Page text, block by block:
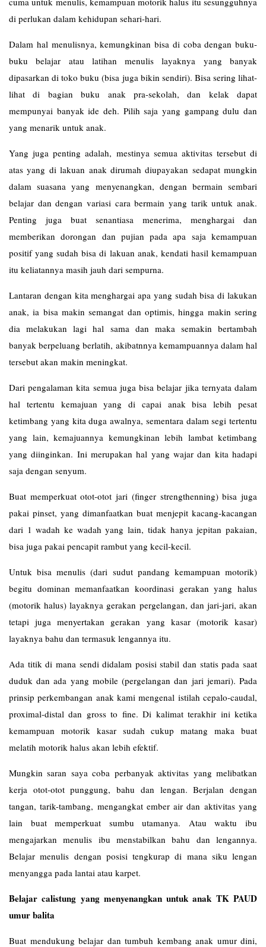
di perlukan dalam kehidupan sehari-hari.
Dalam hal menulisnya, kemungkinan bisa di coba dengan buku-
buku belajar atau latihan menulis layaknya yang banyak
dipasarkan di toko buku (bisa juga bikin sendiri). Bisa sering lihat-
lihat di bagian buku anak pra-sekolah, dan kelak dapat
mempunyai banyak ide deh. Pilih saja yang gampang dulu dan
yang menarik untuk anak.
Yang juga penting adalah, mestinya semua aktivitas tersebut di
atas yang di lakuan anak dirumah diupayakan sedapat mungkin
dalam suasana yang menyenangkan, dengan bermain sembari
belajar dan dengan variasi cara bermain yang tarik untuk anak.
Penting juga buat senantiasa menerima, menghargai dan
memberikan dorongan dan pujian pada apa saja kemampuan
positif yang sudah bisa di lakuan anak, kendati hasil kemampuan
itu keliatannya masih jauh dari sempurna.
Lantaran dengan kita menghargai apa yang sudah bisa di lakukan
anak, ia bisa makin semangat dan optimis, hingga makin sering
dia melakukan lagi hal sama dan maka semakin bertambah
banyak berpeluang berlatih, akibatnnya kemampuannya dalam hal
tersebut akan makin meningkat.
Dari pengalaman kita semua juga bisa belajar jika ternyata dalam
hal tertentu kemajuan yang di capai anak bisa lebih pesat
ketimbang yang kita duga awalnya, sementara dalam segi tertentu
yang lain, kemajuannya kemungkinan lebih lambat ketimbang
yang diinginkan. Ini merupakan hal yang wajar dan kita hadapi
saja dengan senyum.
Buat memperkuat otot-otot jari (finger strengthenning) bisa juga
pakai pinset, yang dimanfaatkan buat menjepit kacang-kacangan
dari 1 wadah ke wadah yang lain, tidak hanya jepitan pakaian,
bisa juga pakai pencapit rambut yang kecil-kecil.
Untuk bisa menulis (dari sudut pandang kemampuan motorik)
begitu dominan memanfaatkan koordinasi gerakan yang halus
(motorik halus) layaknya gerakan pergelangan, dan jari-jari, akan
tetapi juga menyertakan gerakan yang kasar (motorik kasar)
layaknya bahu dan termasuk lengannya itu.
Ada titik di mana sendi didalam posisi stabil dan statis pada saat
duduk dan ada yang mobile (pergelangan dan jari jemari). Pada
prinsip perkembangan anak kami mengenal istilah cepalo-caudal,
proximal-distal dan gross to fine. Di kalimat terakhir ini ketika
kemampuan motorik kasar sudah cukup matang maka buat
melatih motorik halus akan lebih efektif.
Mungkin saran saya coba perbanyak aktivitas yang melibatkan
kerja otot-otot punggung, bahu dan lengan. Berjalan dengan
tangan, tarik-tambang, mengangkat ember air dan aktivitas yang
lain buat memperkuat sumbu utamanya. Atau waktu ibu
mengajarkan menulis ibu menstabilkan bahu dan lengannya.
Belajar menulis dengan posisi tengkurap di mana siku lengan
menyangga pada lantai atau karpet.
Belajar calistung yang menyenangkan untuk anak TK PAUD
umur balita
Buat mendukung belajar dan tumbuh kembang anak umur dini,